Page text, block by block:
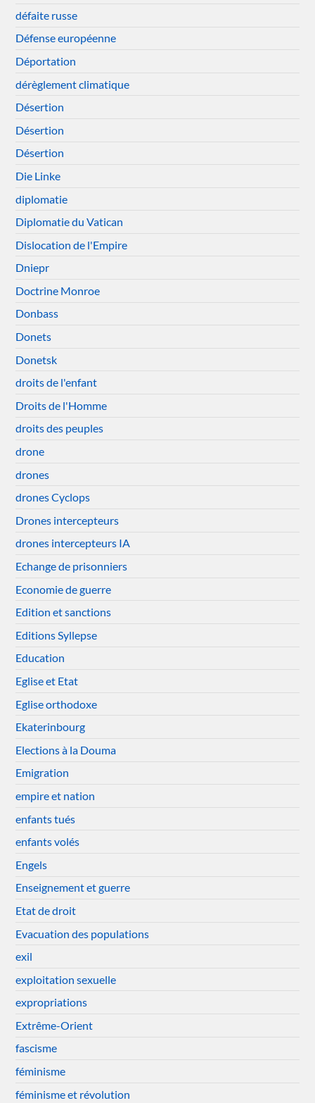
défaite russe
Défense européenne
Déportation
dérèglement climatique
Désertion
Désertion
Désertion
Die Linke
diplomatie
Diplomatie du Vatican
Dislocation de l'Empire
Dniepr
Doctrine Monroe
Donbass
Donets
Donetsk
droits de l'enfant
Droits de l'Homme
droits des peuples
drone
drones
drones Cyclops
Drones intercepteurs
drones intercepteurs IA
Echange de prisonniers
Economie de guerre
Edition et sanctions
Editions Syllepse
Education
Eglise et Etat
Eglise orthodoxe
Ekaterinbourg
Elections à la Douma
Emigration
empire et nation
enfants tués
enfants volés
Engels
Enseignement et guerre
Etat de droit
Evacuation des populations
exil
exploitation sexuelle
expropriations
Extrême-Orient
fascisme
féminisme
féminisme et révolution